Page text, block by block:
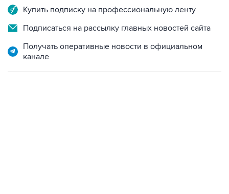
Подписаться на рассылку главных новостей сайта
Получать оперативные новости в официальном